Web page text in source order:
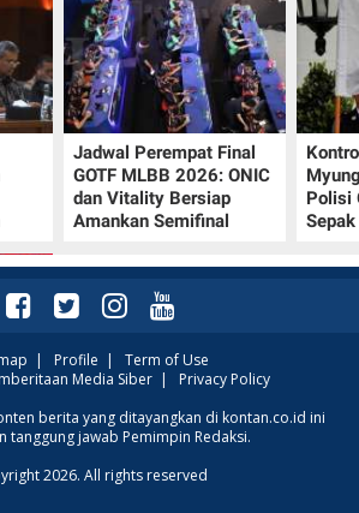
Jadwal Perempat Final
GOTF MLBB 2026: ONIC
dan Vitality Bersiap
Amankan Semifinal
Polisi
| Profile | Term of Use
Media Siber| Privacy Policy
berita yang ditayangkan di kontan.co.id ini
tanggung jawab Pemimpin Redaksi.
2026. All rights reserved